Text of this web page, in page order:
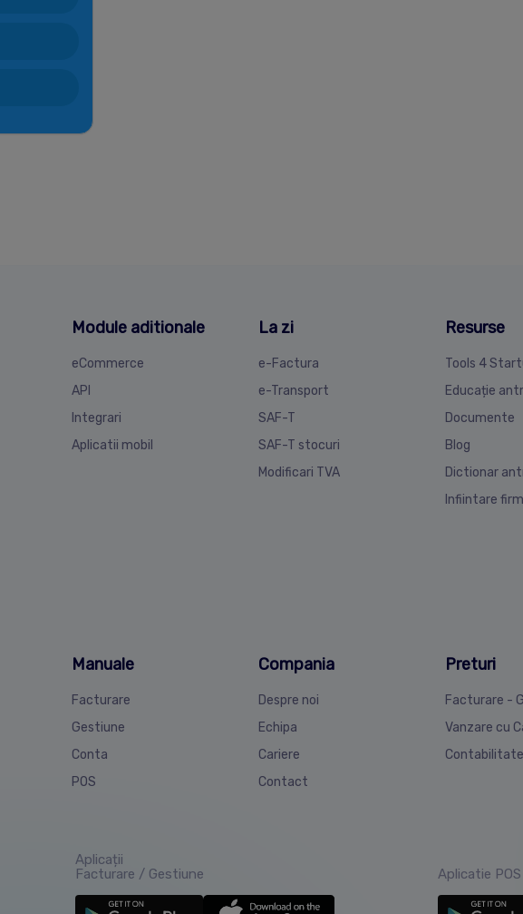
Module aditionale
eCommerce
API
Integrari
Aplicatii mobil
La zi
e-Factura
e-Transport
SAF-T
SAF-T stocuri
Modificari TVA
Resurse
Tools 4
Educație
Documente
Blog
Dictionar
Infiintare
Manuale
Facturare
Gestiune
Conta
POS
Compania
Despre noi
Echipa
Cariere
Contact
Preturi
Facturare -
Vanzare cu
Contabilitate
Aplicații
Facturare / Gestiune
Aplicatie POS